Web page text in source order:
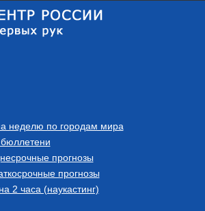
неделю по городам мира
бюллетени
прогнозы
прогнозы
2 часа (наукастинг)